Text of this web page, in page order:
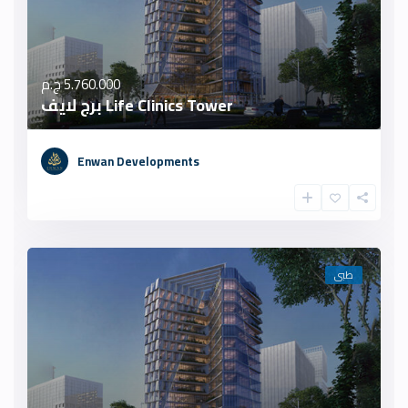
5.760.000 ج.م
Life Clinics Tower برج لايف
Enwan Developments
طبى